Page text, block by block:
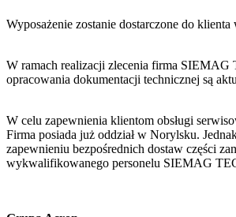
Wyposażenie zostanie dostarczone do
W ramach realizacji zlecenia firma SIEMAG
opracowania dokumentacji technicznej są
W celu zapewnienia klientom obsługi
Firma posiada już oddział w Norylsku.
zapewnieniu bezpośrednich dostaw części
wykwalifikowanego personelu SIEMAG